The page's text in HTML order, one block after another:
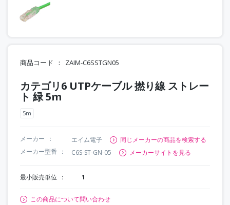
商品コード ZAIM-C6SSTGN05
カテゴリ6 UTPケーブル 撚り線 ストレー
ト 緑 5m
5m
メーカー エイム電子
同じメーカーの商品を検索する
メーカー型番
C6S-ST-GN-05 メーカーサイトを見る
最小販売単位 1
この商品について問い合わせ